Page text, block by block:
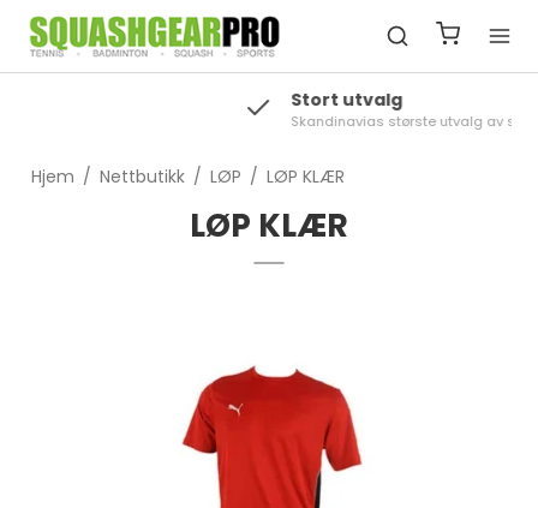
Stort utvalg
Skandinavias største utvalg av squash
Hjem / Nettbutikk / LØP / LØP KLÆR
LØP KLÆR